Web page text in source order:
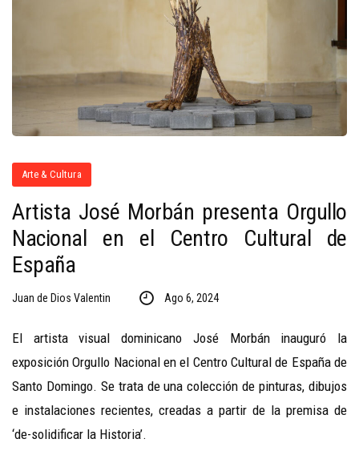
Arte & Cultura
Artista José Morbán presenta Orgullo
Nacional en el Centro Cultural de
España
Juan de Dios Valentin Ago 6, 2024
El artista visual dominicano José Morbán inauguró la
exposición Orgullo Nacional en el Centro Cultural de España de
Santo Domingo. Se trata de una colección de pinturas, dibujos
e instalaciones recientes, creadas a partir de la premisa de
‘de-solidificar la Historia’.